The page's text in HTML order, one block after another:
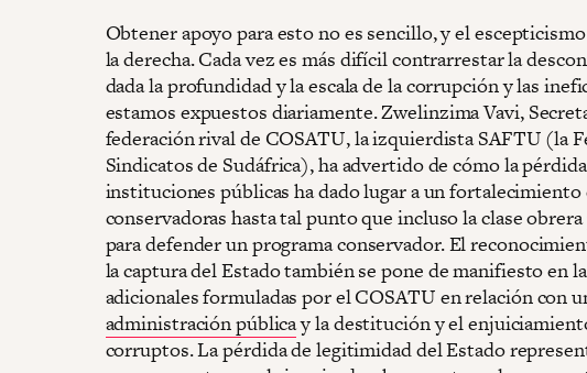
Obtener apoyo para esto no es sencillo, y el
la derecha. Cada vez es más difícil contrarrestar la
dada la profundidad y la escala de la corrupción y las
estamos expuestos diariamente. Zwelinzima Vavi,
federación rival de COSATU, la izquierdista SAFTU (la
Sindicatos de Sudáfrica), ha advertido de cómo la
instituciones públicas ha dado lugar a un fortalecimiento
conservadoras hasta tal punto que incluso la clase
para defender un programa conservador. El
la captura del Estado también se pone de manifiesto en
adicionales formuladas por el COSATU en relación con
administración públicay la destitución y el
corruptos. La pérdida de legitimidad del Estado